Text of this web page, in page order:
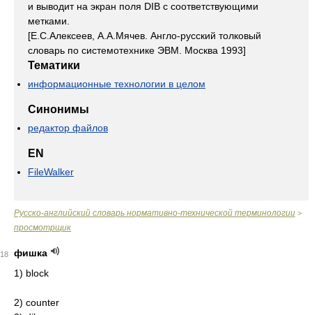
и выводит на экран поля DIB с соответствующими
метками.
[Е.С.Алексеев, А.А.Мячев. Англо-русский толковый
словарь по системотехнике ЭВМ. Москва 1993]
Тематики
информационные технологии в целом
Синонимы
редактор файлов
EN
FileWalker
Русско-английский словарь нормативно-технической терминологии >
просмотрщик
18
фишка
1) block
2) counter